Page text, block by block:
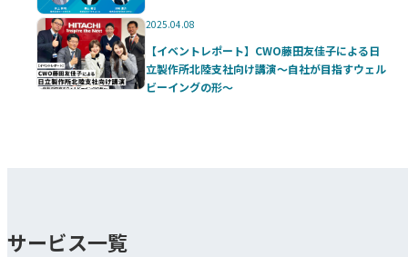
2025.04.08
【イベントレポート】CWO藤田友佳子による日
立製作所北陸支社向け講演～自社が目指すウェル
ビーイングの形～
サービス一覧